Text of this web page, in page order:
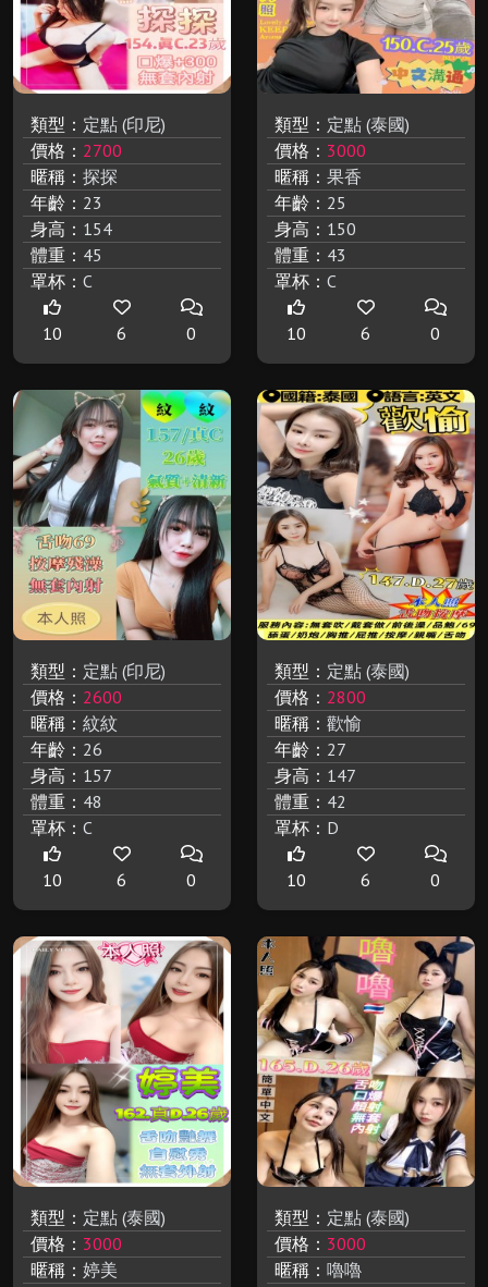
類型： 定點 (印尼)
價格： 2700
暱稱： 探探
年齡： 23
身高： 154
體重： 45
罩杯： C
10 6 0
類型： 定點 (泰國)
價格： 3000
暱稱： 果香
年齡： 25
身高： 150
體重： 43
罩杯： C
10 6 0
類型： 定點 (印尼)
價格： 2600
暱稱： 紋紋
年齡： 26
身高： 157
體重： 48
罩杯： C
10 6 0
類型： 定點 (泰國)
價格： 2800
暱稱： 歡愉
年齡： 27
身高： 147
體重： 42
罩杯： D
10 6 0
類型： 定點 (泰國)
價格： 3000
暱稱： 婷美
類型： 定點 (泰國)
價格： 3000
暱稱： 嚕嚕